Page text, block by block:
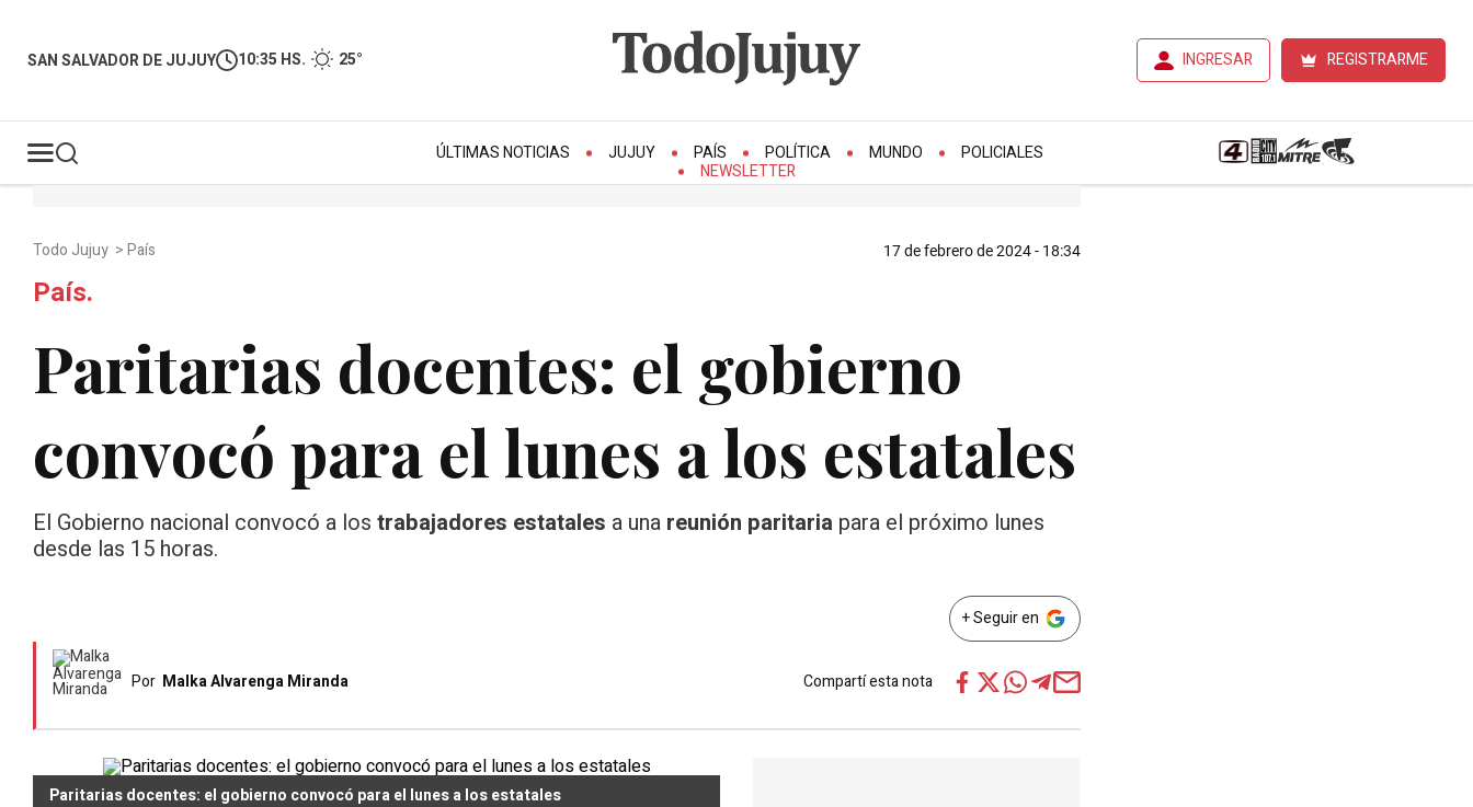
SAN SALVADOR DE JUJUY 10:35 HS. 25° INGRESAR REGISTRARME
ÚLTIMAS NOTICIAS JUJUY PAÍS POLÍTICA MUNDO
POLICIALES
NEWSLETTER
Todo Jujuy >País 17 de febrero de 2024 - 18:34
País.
Paritarias docentes: el gobierno
convocó para el lunes a los estatales
El Gobierno nacional convocó a los trabajadores estatales a una reunión paritaria para el próximo lunes
desde las 15 horas.
+ Seguir en
Por Malka Alvarenga Miranda Compartí esta nota
Paritarias docentes: el gobierno convocó para el lunes a los estatales